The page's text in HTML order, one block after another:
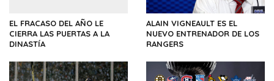
EL FRACASO DEL AÑO LE
CIERRA LAS PUERTAS A LA
DINASTÍA
ALAIN VIGNEAULT ES EL
NUEVO ENTRENADOR DE LOS
RANGERS